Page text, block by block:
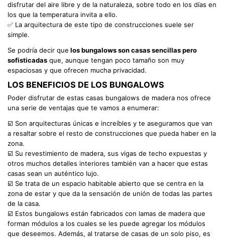
disfrutar del aire libre y de la naturaleza, sobre todo en los días en
los que la temperatura invita a ello.
✅ La arquitectura de este tipo de construcciones suele ser
simple.
Se podría decir que los bungalows son casas sencillas pero
sofisticadas que, aunque tengan poco tamaño son muy
espaciosas y que ofrecen mucha privacidad.
LOS BENEFICIOS DE LOS BUNGALOWS
Poder disfrutar de estas casas bungalows de madera nos ofrece
una serie de ventajas que te vamos a enumerar:
☑️ Son arquitecturas únicas e increíbles y te aseguramos que van
a resaltar sobre el resto de construcciones que pueda haber en la
zona.
☑️ Su revestimiento de madera, sus vigas de techo expuestas y
otros muchos detalles interiores también van a hacer que estas
casas sean un auténtico lujo.
☑️ Se trata de un espacio habitable abierto que se centra en la
zona de estar y que da la sensación de unión de todas las partes
de la casa.
☑️ Estos bungalows están fabricados con lamas de madera que
forman módulos a los cuales se les puede agregar los módulos
que deseemos. Además, al tratarse de casas de un solo piso, es